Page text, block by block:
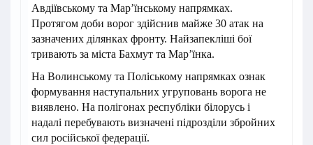
Авдіївському та Мар’їнському напрямках.
Протягом доби ворог здійснив майже 30 атак на
зазначених ділянках фронту. Найзапекліші бої
тривають за міста Бахмут та Мар’їнка.
На Волинському та Поліському напрямках ознак
формування наступальних угруповань ворога не
виявлено. На полігонах республіки білорусь і
надалі перебувають визначені підрозділи збройних
сил російської федерації.